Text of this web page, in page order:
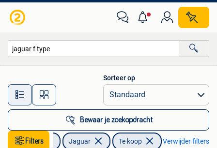
Alle afstanden…
Sorteer op
Bewaar je zoekopdracht
Filters
Auto's Jaguar Te koop Verwijder filters